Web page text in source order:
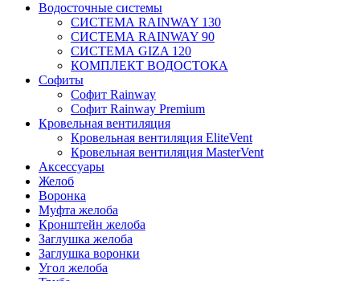
Водосточные системы
СИСТЕМА RAINWAY 130
СИСТЕМА RAINWAY 90
СИСТЕМА GIZA 120
КОМПЛЕКТ ВОДОСТОКА
Софиты
Софит Rainway
Софит Rainway Premium
Кровельная вентиляция
Кровельная вентиляция EliteVent
Кровельная вентиляция MasterVent
Аксессуары
Желоб
Воронка
Муфта желоба
Кронштейн желоба
Заглушка желоба
Заглушка воронки
Угол желоба